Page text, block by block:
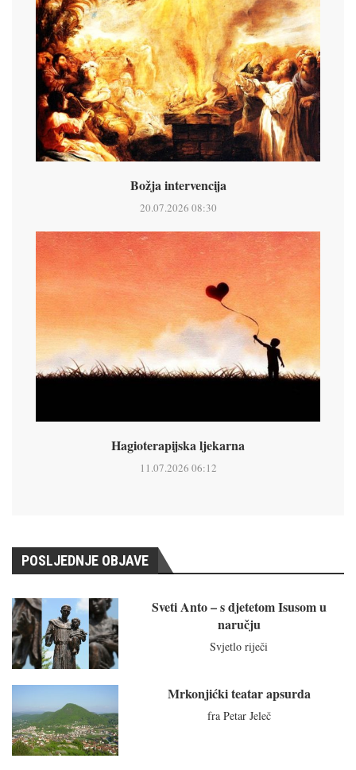
Božja intervencija
20.07.2026 08:30
Hagioterapijska ljekarna
11.07.2026 06:12
POSLJEDNJE OBJAVE
Sveti Anto – s djetetom Isusom u
naručju
Svjetlo riječi
Mrkonjićki teatar apsurda
fra Petar Jeleč